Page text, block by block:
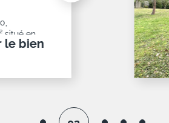
sud
et
le bien